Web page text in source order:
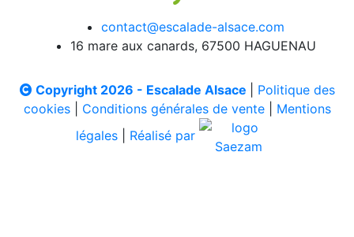
contact@escalade-alsace.com
16 mare aux canards, 67500 HAGUENAU
Copyright 2026 - Escalade Alsace
Politique des
cookies| Conditions générales de vente| Mentions
légales
Réalisé par